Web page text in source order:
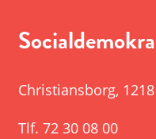
Christiansborg,
Tlf. 72 30 08 00